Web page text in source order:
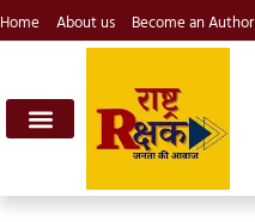
Home About us Become an Author